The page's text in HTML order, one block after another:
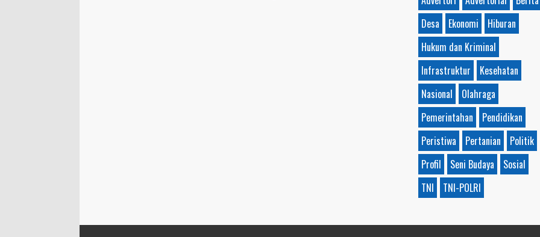
Desa
Ekonomi
Hiburan
Hukum dan Kriminal
Infrastruktur
Kesehatan
Nasional
Olahraga
Pemerintahan
Pendidikan
Peristiwa
Pertanian
Politik
Profil
Seni Budaya
Sosial
TNI
TNI-POLRI